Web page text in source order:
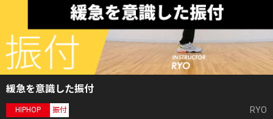
緩急を意識した振付
HIPHOP 振付 RYO